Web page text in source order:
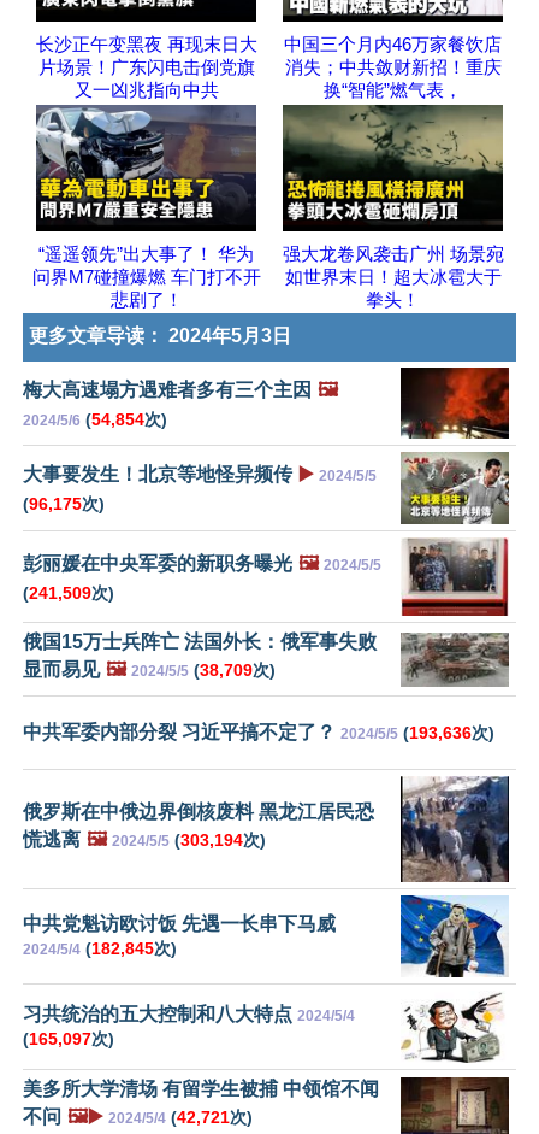
长沙正午变黑夜 再现末日大
片场景！广东闪电击倒党旗
又一凶兆指向中共
中国三个月内46万家餐饮店
消失；中共敛财新招！重庆
换“智能”燃气表，
“遥遥领先”出大事了！ 华为
问界M7碰撞爆燃 车门打不开
悲剧了！
强大龙卷风袭击广州 场景宛
如世界末日！超大冰雹大于
拳头！
更多文章导读： 2024年5月3日
梅大高速塌方遇难者多有三个主因 🖼️
2024/5/6 (54,854次)
大事要发生！北京等地怪异频传 ▶️ 2024/5/5
(96,175次)
彭丽媛在中央军委的新职务曝光 🖼️ 2024/5/5
(241,509次)
俄国15万士兵阵亡 法国外长：俄军事失败
显而易见 🖼️ 2024/5/5 (38,709次)
中共军委内部分裂 习近平搞不定了？ 2024/5/5 (193,636次)
俄罗斯在中俄边界倒核废料 黑龙江居民恐
慌逃离 🖼️ 2024/5/5 (303,194次)
中共党魁访欧讨饭 先遇一长串下马威
2024/5/4 (182,845次)
习共统治的五大控制和八大特点 2024/5/4
(165,097次)
美多所大学清场 有留学生被捕 中领馆不闻
不问 🖼️▶️ 2024/5/4 (42,721次)